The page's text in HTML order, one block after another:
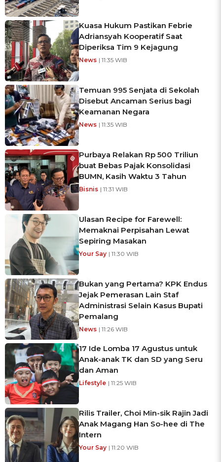
Kuasa Hukum Pastikan Febrie
Adriansyah Kooperatif Saat
Diperiksa Tim 9 Kejagung
News | 11:35 WIB
Temuan 995 Senjata di Sekolah
Disebut Ancaman Serius bagi
Keamanan Negara
News | 11:35 WIB
Purbaya Relakan Rp 500 Triliun
buat Bebas Pajak Konsolidasi
BUMN, Kasih Waktu 3 Tahun
Bisnis | 11:31 WIB
Ulasan Recipe for Farewell:
Memaknai Perpisahan Lewat
Sepiring Masakan
Your Say | 11:30 WIB
Bukan yang Pertama? KPK Endus
Jejak Pemerasan Lain Staf
Administrasi Selain Kasus Bupati
Pemalang
News | 11:26 WIB
17 Ide Lomba 17 Agustus untuk
Anak-anak TK dan SD yang Seru
dan Aman
Lifestyle | 11:25 WIB
Rilis Trailer, Choi Min-sik Rajin Jadi
Anak Magang Han So-hee di The
Intern
Your Say | 11:20 WIB